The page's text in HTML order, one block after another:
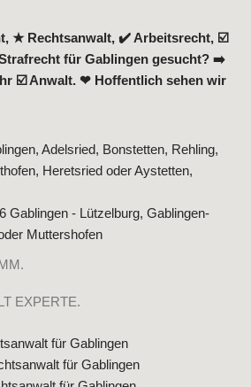
★ Rechtsanwalt, ✔️ Arbeitsrecht, ☑️
für Gablingen gesucht? ➡️
☑️ Anwalt. ❤ Hoffentlich sehen wir
EXPERTE.